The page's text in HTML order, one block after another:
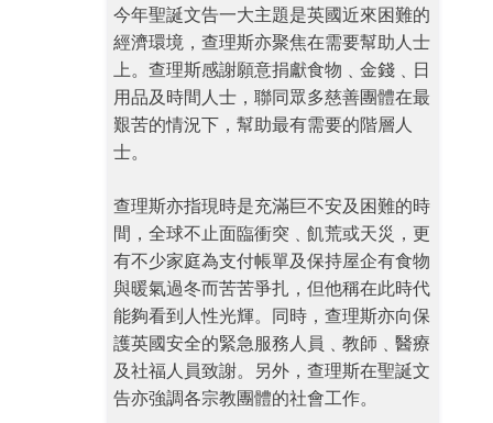
今年聖誕文告一大主題是英國近來困難的
經濟環境，查理斯亦聚焦在需要幫助人士
上。查理斯感謝願意捐獻食物﹑金錢﹑日
用品及時間人士，聯同眾多慈善團體在最
艱苦的情況下，幫助最有需要的階層人
士。
查理斯亦指現時是充滿巨不安及困難的時
間，全球不止面臨衝突﹑飢荒或天災，更
有不少家庭為支付帳單及保持屋企有食物
與暖氣過冬而苦苦爭扎，但他稱在此時代
能夠看到人性光輝。同時，查理斯亦向保
護英國安全的緊急服務人員﹑教師﹑醫療
及社福人員致謝。另外，查理斯在聖誕文
告亦強調各宗教團體的社會工作。